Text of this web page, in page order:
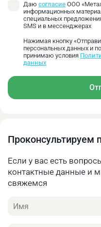
обработки
Совместим с
Подходит для
шпинделя
Даю согласие ООО
информационных
специальных
SMS и в мессенджерах
Нажимая кнопку
персональных данных и
принимаю условия
данных
Проконсультируем
Если у вас есть
контактные данные и
свяжемся
Имя